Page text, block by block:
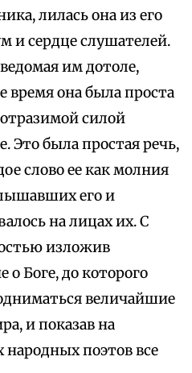
лилась она из его
и сердце слушателей.
им дотоле,
время она была проста
силой
Это была простая речь,
слово ее как молния
его и
на лицах их. С
изложив
Боге, до которого
величайшие
и показав на
поэтов все